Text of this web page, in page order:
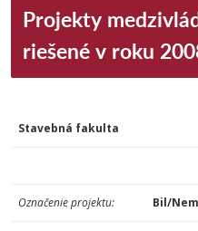
Projekty
riešené v roku
Stavebná fakulta
Označenie projektu: Bil/